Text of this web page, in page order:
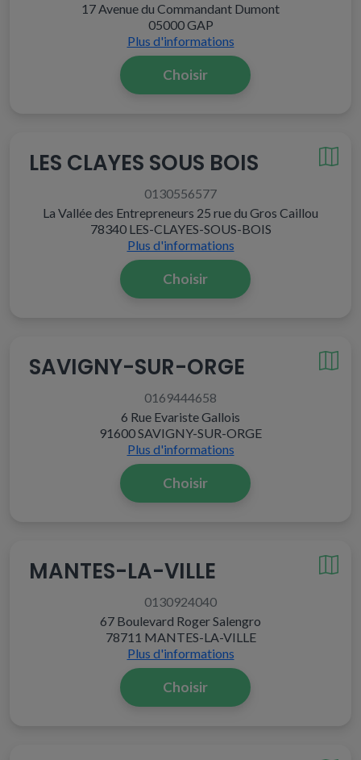
17 Avenue du Commandant Dumont
05000 GAP
Plus d'informations
Choisir
LES CLAYES SOUS BOIS
0130556577
La Vallée des Entrepreneurs 25 rue du Gros Caillou
78340 LES-CLAYES-SOUS-BOIS
Plus d'informations
Choisir
SAVIGNY-SUR-ORGE
0169444658
6 Rue Evariste Gallois
91600 SAVIGNY-SUR-ORGE
Plus d'informations
Choisir
MANTES-LA-VILLE
0130924040
67 Boulevard Roger Salengro
78711 MANTES-LA-VILLE
Plus d'informations
Choisir